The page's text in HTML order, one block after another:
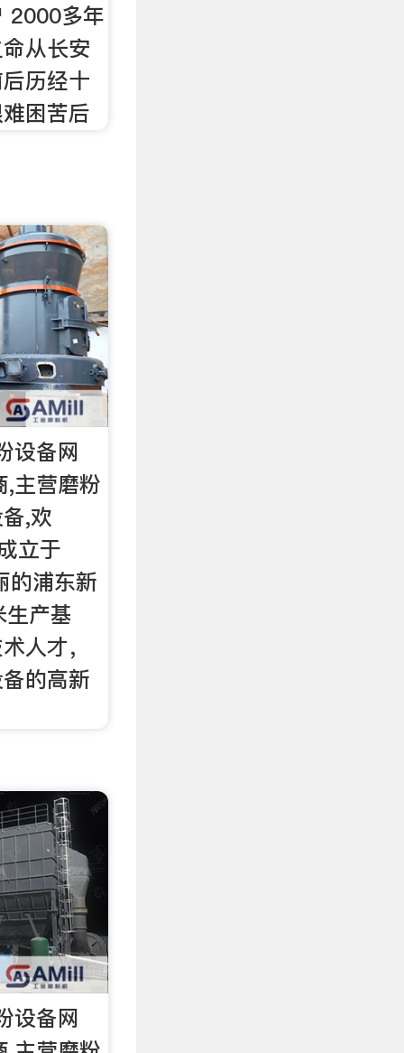
2000多年
从长安
历经十
困苦后
设备网
主营磨粉
,欢
立于
的浦东新
产基
人才，
的高新
设备网